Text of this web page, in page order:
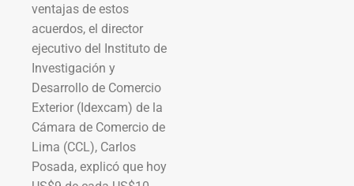
ventajas de estos
acuerdos, el director
ejecutivo del Instituto de
Investigación y
Desarrollo de Comercio
Exterior (Idexcam) de la
Cámara de Comercio de
Lima (CCL), Carlos
Posada, explicó que hoy